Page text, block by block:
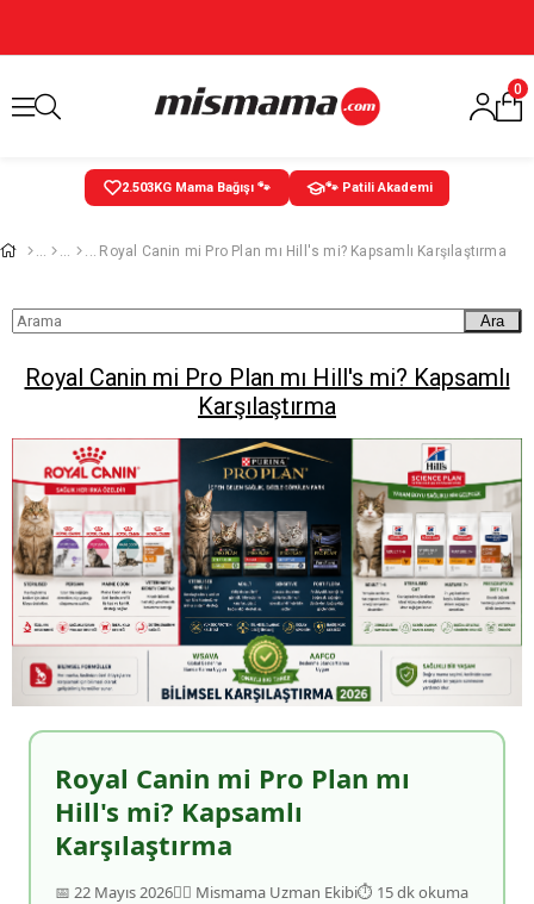
0
2.504KG Mama Bağışı 🐾 🐾 Patili Akademi
Royal Canin mi Pro Plan mı Hill's mi? Kapsamlı Karşılaştırma
Ara
Royal Canin mi Pro Plan mı Hill's mi? Kapsamlı
Karşılaştırma
Royal Canin mi Pro Plan mı
Hill's mi? Kapsamlı
Karşılaştırma
📅 22 Mayıs 2026👨‍⚕️ Mismama Uzman Ekibi⏱ 15 dk okuma